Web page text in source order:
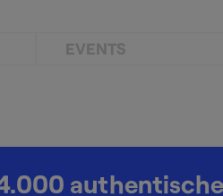
EVENTS
authentische